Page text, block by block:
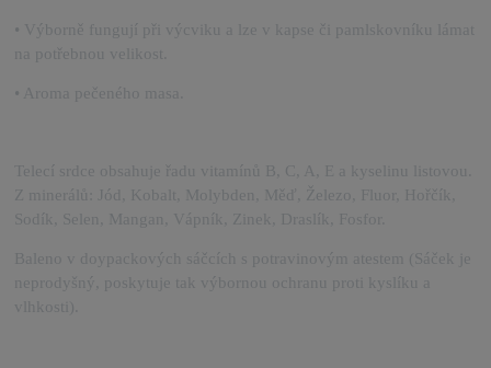
• Výborně fungují při výcviku a lze v kapse či pamlskovníku lámat
na potřebnou velikost.
• Aroma pečeného masa.
Telecí srdce obsahuje řadu vitamínů B, C, A, E a kyselinu listovou.
Z minerálů: Jód, Kobalt, Molybden, Měď, Železo, Fluor, Hořčík,
Sodík, Selen, Mangan, Vápník, Zinek, Draslík, Fosfor.
Baleno v doypackových sáčcích s potravinovým atestem (Sáček je
neprodyšný, poskytuje tak výbornou ochranu proti kyslíku a
vlhkosti).